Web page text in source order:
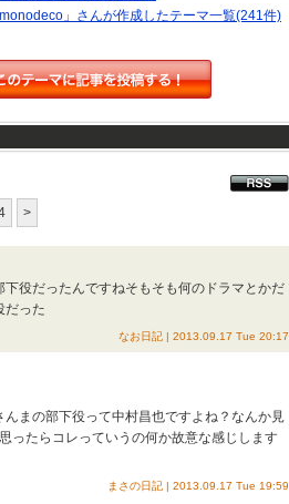
monodeco」さんが作成したテーマ一覧(241件)
>
役だったんですねそもそも何のドラマとかだ
だった
なお日記 | 2013.09.17 Tue 20:17
まの部下役って中村昌也ですよね？なんか見
ったらコレっていうの何か故意な感じします
まさの日記 | 2013.09.17 Tue 19:59